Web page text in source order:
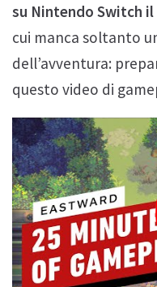
su Nintendo Switch
cui manca soltanto
dell’avventura:
questo video di